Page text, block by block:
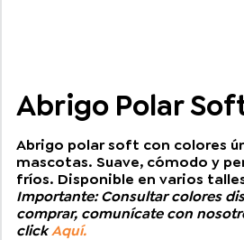
Abrigo Polar
Abrigo polar soft con colores
mascotas. Suave, cómodo y
fríos. Disponible en varios
Importante: Consultar colores
comprar, comunícate con
clickAquí.